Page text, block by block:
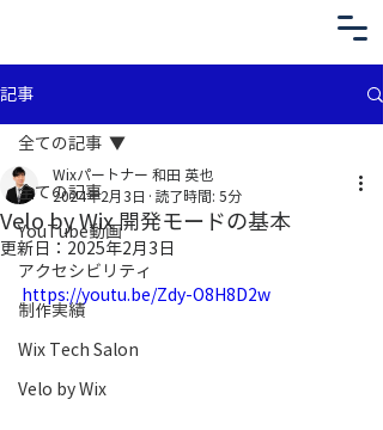
記事
全ての記事
YouTube動画
アクセシビリティ
制作実績
Wix Tech Salon
Velo by Wix
全ての記事
Velo by Wix 開発モードの基本
Wixパートナー 和田 英也
2024年2月3日
読了時間: 5分
更新日： 2025年2月3日
https://youtu.be/Zdy-O8H8D2w